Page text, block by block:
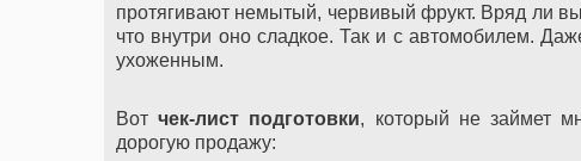
протягивают немытый, червивый фрукт. Вряд ли
что внутри оно сладкое. Так и с автомобилем.
ухоженным.
Вотчек-лист подготовки, который не займет
дорогую продажу: